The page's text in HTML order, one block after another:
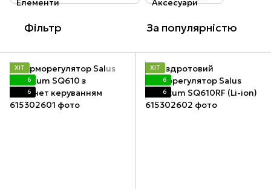
Фільтр За популярністю
ХІТ
6
6
ХІТ
6
6